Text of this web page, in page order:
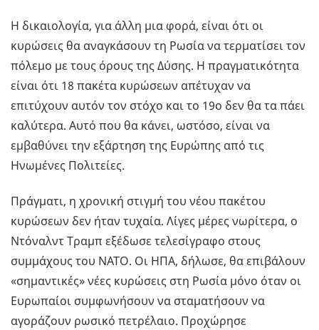
Η δικαιολογία, για άλλη μια φορά, είναι ότι οι
κυρώσεις θα αναγκάσουν τη Ρωσία να τερματίσει τον
πόλεμο με τους όρους της Δύσης. Η πραγματικότητα
είναι ότι 18 πακέτα κυρώσεων απέτυχαν να
επιτύχουν αυτόν τον στόχο και το 19ο δεν θα τα πάει
καλύτερα. Αυτό που θα κάνει, ωστόσο, είναι να
εμβαθύνει την εξάρτηση της Ευρώπης από τις
Ηνωμένες Πολιτείες.
Πράγματι, η χρονική στιγμή του νέου πακέτου
κυρώσεων δεν ήταν τυχαία. Λίγες μέρες νωρίτερα, ο
Ντόναλντ Τραμπ εξέδωσε τελεσίγραφο στους
συμμάχους του ΝΑΤΟ. Οι ΗΠΑ, δήλωσε, θα επιβάλουν
«σημαντικές» νέες κυρώσεις στη Ρωσία μόνο όταν οι
Ευρωπαίοι συμφωνήσουν να σταματήσουν να
αγοράζουν ρωσικό πετρέλαιο. Προχώρησε